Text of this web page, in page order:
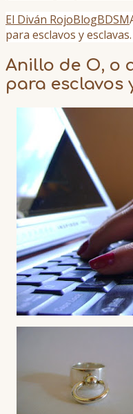
El Diván RojoBlogBDSM
para esclavos y esclavas.
Anillo de O, o
para esclavos